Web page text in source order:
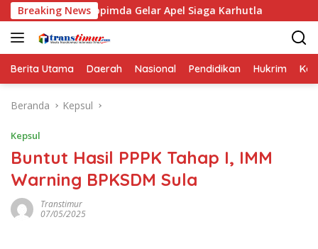
Langsung
ke
konten
Breaking News
Gelar Apel Siaga Karhutla Puskesmas
Berita Utama Daerah Nasional Pendidikan Hukrim
Beranda Kepsul
Kepsul
Buntut Hasil PPPK Tahap I, IMM
Warning BPKSDM Sula
Transtimur
07/05/2025